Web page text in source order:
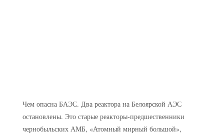
Чем опасна БАЭС. Два реактора на Белоярской АЭС
остановлены. Это старые реакторы-предшественники
чернобыльских АМБ, «Атомный мирный большой»,